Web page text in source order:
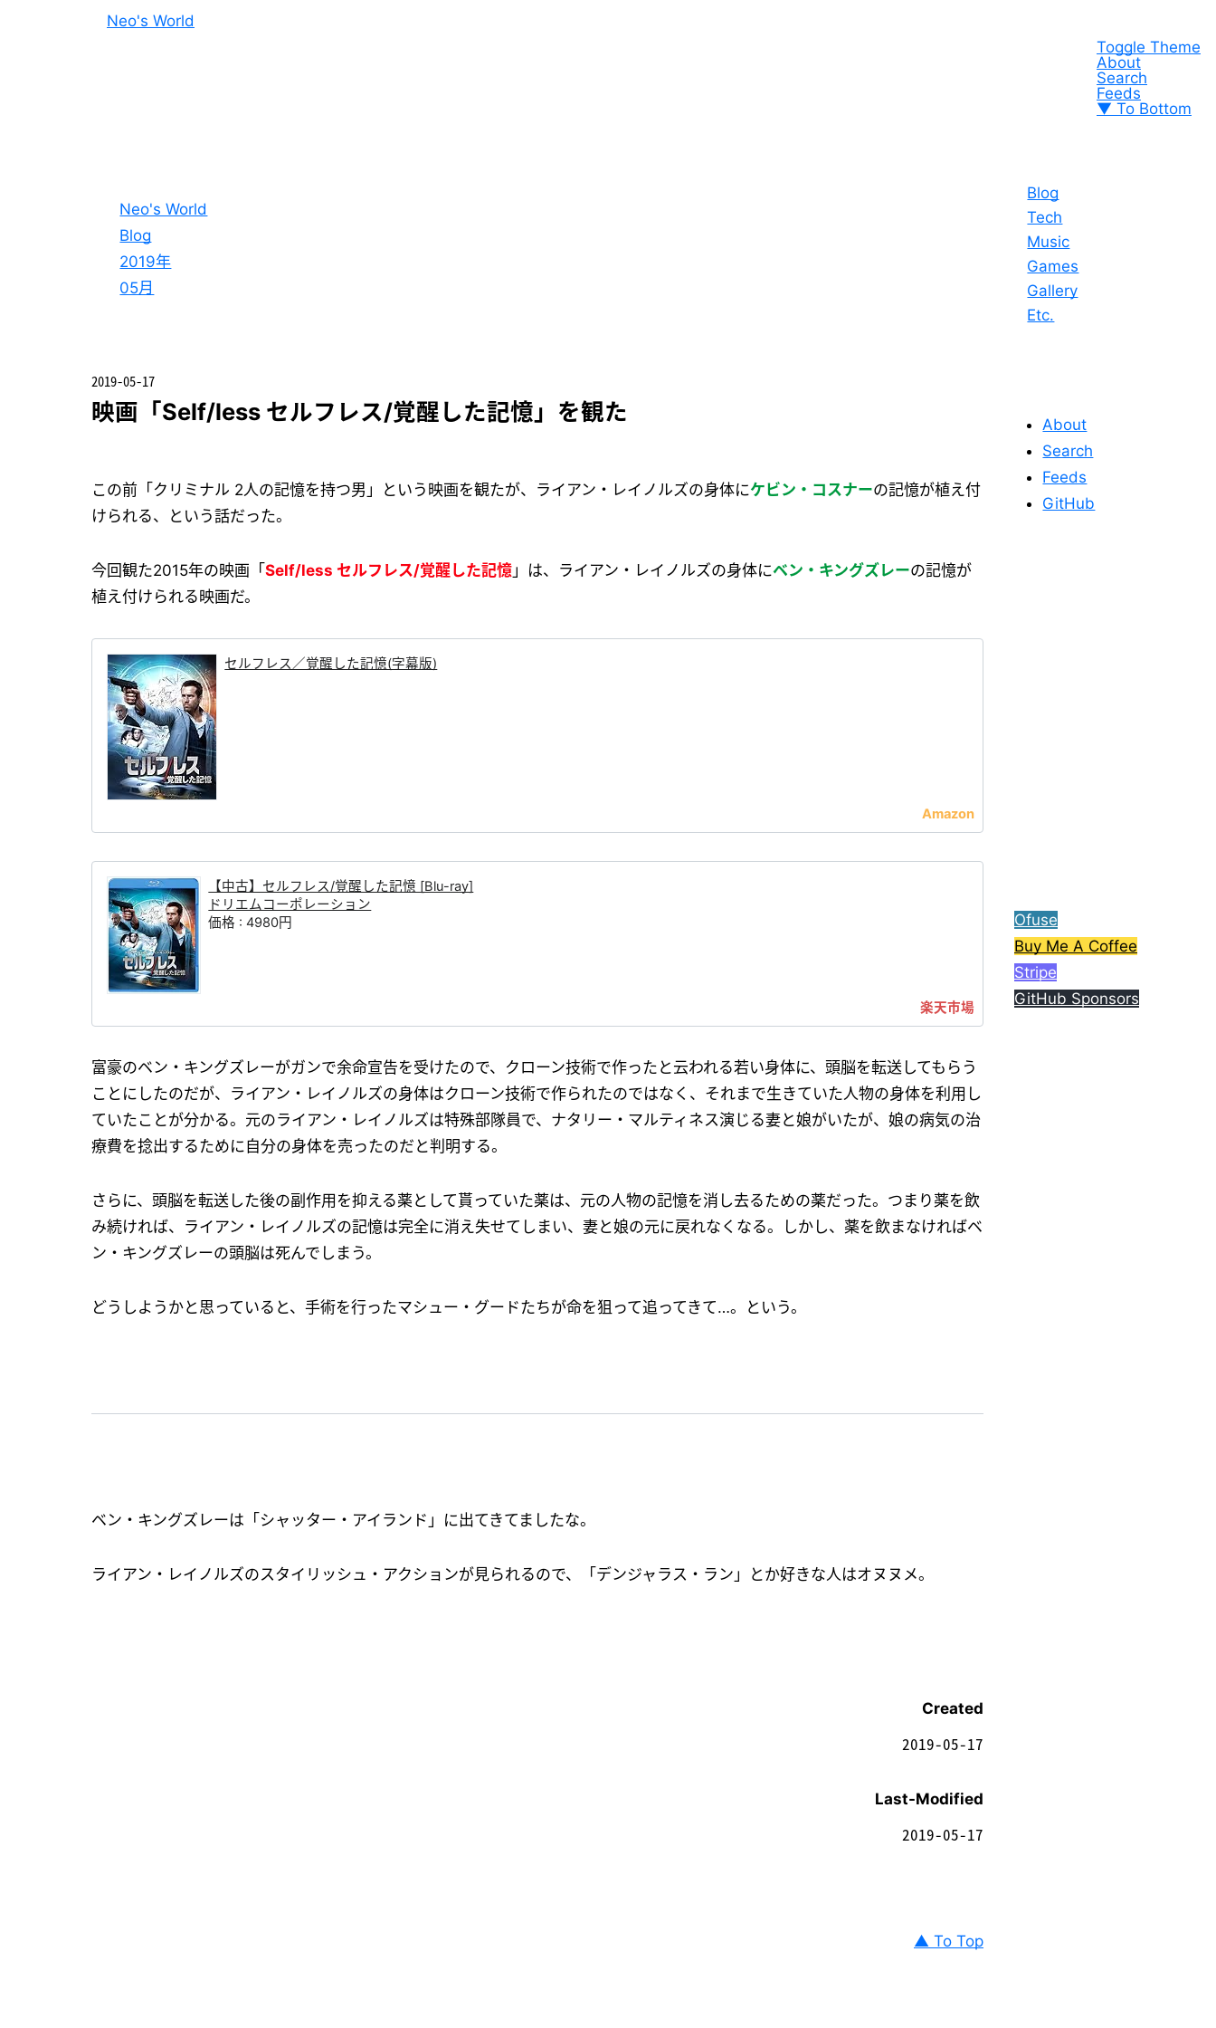
Neo's World
Toggle Theme
About
Search
Feeds
▼ To Bottom
Blog
Tech
Music
Games
Gallery
Etc.
Neo's World
Blog
2019年
05月
2019-05-17
映画「Self/less セルフレス/覚醒した記憶」を観た
この前「クリミナル 2人の記憶を持つ男」という映画を観たが、ライアン・レイノルズの身体にケビン・コスナーの記憶が植え付
けられる、という話だった。
今回観た2015年の映画「Self/less セルフレス/覚醒した記憶 」は、ライアン・レイノルズの身体にベン・キングズレーの記憶が
植え付けられる映画だ。
セルフレス／覚醒した記憶(字幕版)
【中古】セルフレス/覚醒した記憶 [Blu-ray]
ドリエムコーポレーション
価格 : 4980円
富豪のベン・キングズレーがガンで余命宣告を受けたので、クローン技術で作ったと云われる若い身体に、頭脳を転送してもらう
ことにしたのだが、ライアン・レイノルズの身体はクローン技術で作られたのではなく、それまで生きていた人物の身体を利用し
ていたことが分かる。元のライアン・レイノルズは特殊部隊員で、ナタリー・マルティネス演じる妻と娘がいたが、娘の病気の治
療費を捻出するために自分の身体を売ったのだと判明する。
さらに、頭脳を転送した後の副作用を抑える薬として貰っていた薬は、元の人物の記憶を消し去るための薬だった。つまり薬を飲
み続ければ、ライアン・レイノルズの記憶は完全に消え失せてしまい、妻と娘の元に戻れなくなる。しかし、薬を飲まなければベ
ン・キングズレーの頭脳は死んでしまう。
どうしようかと思っていると、手術を行ったマシュー・グードたちが命を狙って追ってきて…。という。
ベン・キングズレーは「シャッター・アイランド」に出てきてましたな。
ライアン・レイノルズのスタイリッシュ・アクションが見られるので、「デンジャラス・ラン」とか好きな人はオヌヌメ。
Ofuse
Buy Me A Coffee
Stripe
GitHub Sponsors
Created
2019-05-17
Last-Modified
2019-05-17
About
Search
Feeds
GitHub
▲ To Top